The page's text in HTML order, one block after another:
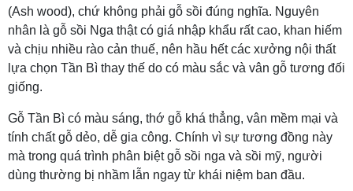
(Ash wood), chứ không phải gỗ sồi đúng nghĩa. Nguyên
nhân là gỗ sồi Nga thật có giá nhập khẩu rất cao, khan hiếm
và chịu nhiều rào cản thuế, nên hầu hết các xưởng nội thất
lựa chọn Tần Bì thay thế do có màu sắc và vân gỗ tương đối
giống.
Gỗ Tần Bì có màu sáng, thớ gỗ khá thẳng, vân mềm mại và
tính chất gỗ dẻo, dễ gia công. Chính vì sự tương đồng này
mà trong quá trình phân biệt gỗ sồi nga và sồi mỹ, người
dùng thường bị nhầm lẫn ngay từ khái niệm ban đầu.